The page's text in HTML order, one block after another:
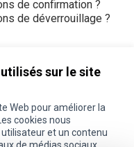
sur le site
Web pour améliorer la
cookies nous
et un contenu
de confirmation ?
de déverrouillage ?